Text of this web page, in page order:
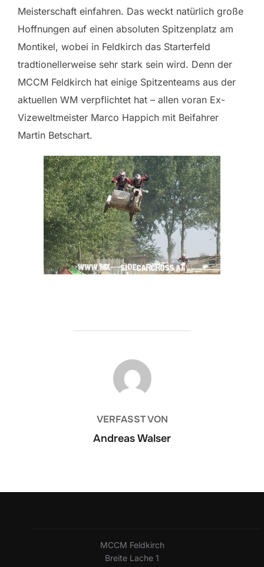
Meisterschaft einfahren. Das weckt natürlich große
Hoffnungen auf einen absoluten Spitzenplatz am
Montikel, wobei in Feldkirch das Starterfeld
tradtionellerweise sehr stark sein wird. Denn der
MCCM Feldkirch hat einige Spitzenteams aus der
aktuellen WM verpflichtet hat – allen voran Ex-
Vizeweltmeister Marco Happich mit Beifahrer
Martin Betschart.
BEITRAGSAUTOR
VERFASST VON
Andreas Walser
MCCM Feldkirch
Breite Lache 1